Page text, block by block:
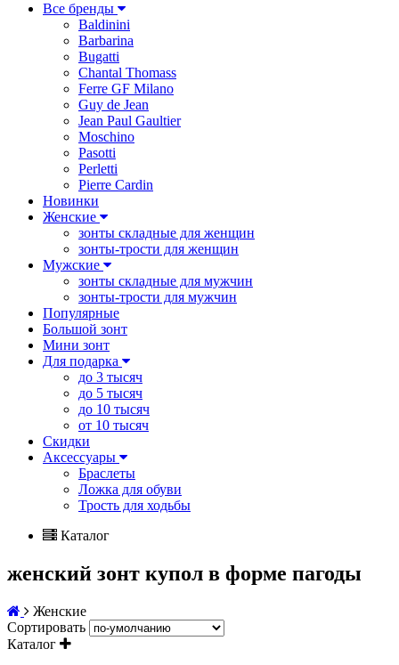
Все бренды
Baldinini
Barbarina
Bugatti
Chantal Thomass
Ferre GF Milano
Guy de Jean
Jean Paul Gaultier
Moschino
Pasotti
Perletti
Pierre Cardin
Новинки
Женские
зонты складные для женщин
зонты-трости для женщин
Мужские
зонты складные для мужчин
зонты-трости для мужчин
Популярные
Большой зонт
Мини зонт
Для подарка
до 3 тысяч
до 5 тысяч
до 10 тысяч
от 10 тысяч
Скидки
Аксессуары
Браслеты
Ложка для обуви
Трость для ходьбы
Каталог
женский зонт купол в форме пагоды
Женские
Сортировать
Каталог